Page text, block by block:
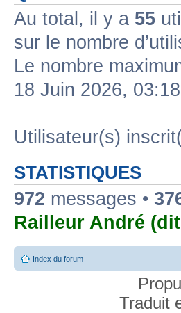
Au total, il y a 55
sur le nombre
Le nombre
18 Juin 2026, 03:18
Utilisateur(s)
STATISTIQUES
972 messages •
Railleur André
Index du forum
Traduit